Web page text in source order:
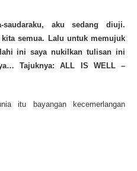
saudaraku, aku sedang diuji.
semua. Lalu untuk memujuk
ini saya nukilkan tulisan ini
Tajuknya: ALL IS WELL –
itu bayangan kecemerlangan